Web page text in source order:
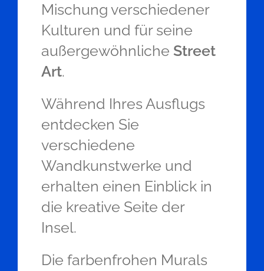
Mischung verschiedener
Kulturen und für seine
außergewöhnliche Street
Art.
Während Ihres Ausflugs
entdecken Sie
verschiedene
Wandkunstwerke und
erhalten einen Einblick in
die kreative Seite der
Insel.
Die farbenfrohen Murals